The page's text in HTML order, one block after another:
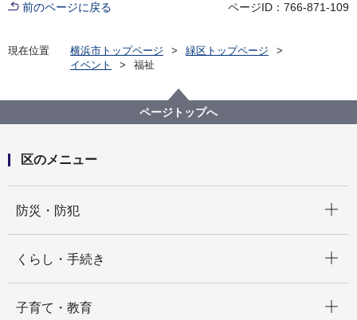
前のページに戻る ページID：766-871-109
現在位置 横浜市トップページ
緑区トップページ
イベント
福祉
ページトップへ
区のメニュー
防災・防犯
くらし・手続き
子育て・教育